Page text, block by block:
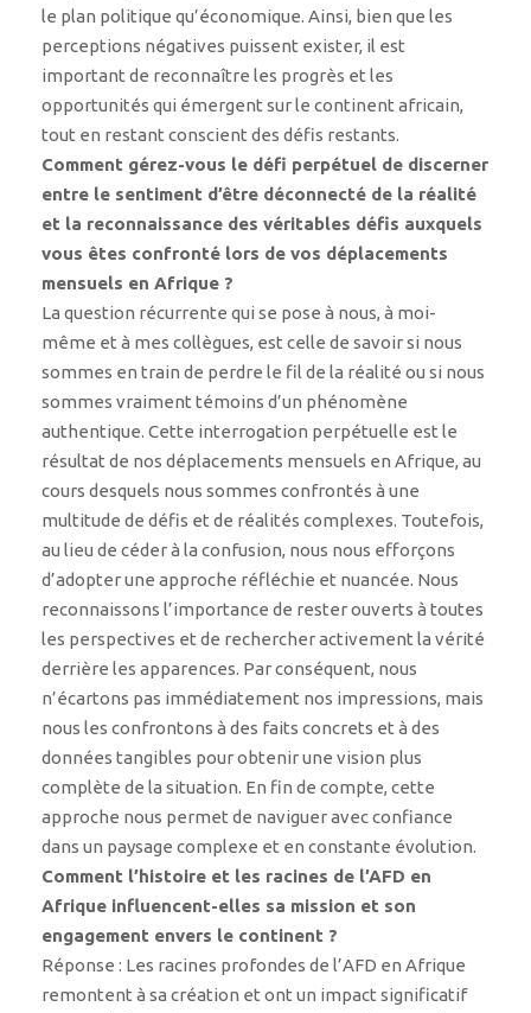
le plan politique qu’économique. Ainsi, bien que les
perceptions négatives puissent exister, il est
important de reconnaître les progrès et les
opportunités qui émergent sur le continent africain,
tout en restant conscient des défis restants.
Comment gérez-vous le défi perpétuel de discerner
entre le sentiment d’être déconnecté de la réalité
et la reconnaissance des véritables défis auxquels
vous êtes confronté lors de vos déplacements
mensuels en Afrique ?
La question récurrente qui se pose à nous, à moi-
même et à mes collègues, est celle de savoir si nous
sommes en train de perdre le fil de la réalité ou si nous
sommes vraiment témoins d’un phénomène
authentique. Cette interrogation perpétuelle est le
résultat de nos déplacements mensuels en Afrique, au
cours desquels nous sommes confrontés à une
multitude de défis et de réalités complexes. Toutefois,
au lieu de céder à la confusion, nous nous efforçons
d’adopter une approche réfléchie et nuancée. Nous
reconnaissons l’importance de rester ouverts à toutes
les perspectives et de rechercher activement la vérité
derrière les apparences. Par conséquent, nous
n’écartons pas immédiatement nos impressions, mais
nous les confrontons à des faits concrets et à des
données tangibles pour obtenir une vision plus
complète de la situation. En fin de compte, cette
approche nous permet de naviguer avec confiance
dans un paysage complexe et en constante évolution.
Comment l’histoire et les racines de l’AFD en
Afrique influencent-elles sa mission et son
engagement envers le continent ?
Réponse : Les racines profondes de l’AFD en Afrique
remontent à sa création et ont un impact significatif